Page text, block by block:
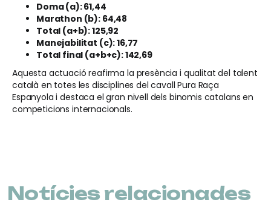
Doma (a): 61,44
Marathon (b): 64,48
Total (a+b): 125,92
Manejabilitat (c): 16,77
Total final (a+b+c): 142,69
Aquesta actuació reafirma la presència i qualitat del talent
català en totes les disciplines del cavall Pura Raça
Espanyola i destaca el gran nivell dels binomis catalans en
competicions internacionals.
Notícies relacionades